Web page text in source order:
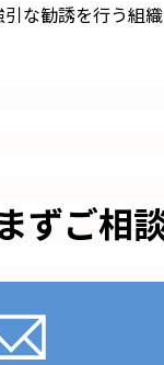
な勧誘を行う組
まずご相